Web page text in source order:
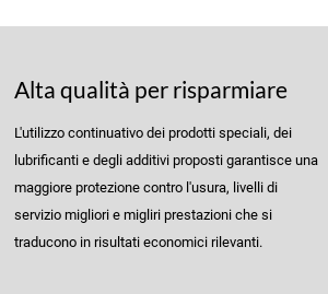
Alta qualità per risparmiare
L'utilizzo continuativo dei prodotti speciali, dei
lubrificanti e degli additivi proposti garantisce una
maggiore protezione contro l'usura, livelli di
servizio migliori e migliri prestazioni che si
traducono in risultati economici rilevanti.